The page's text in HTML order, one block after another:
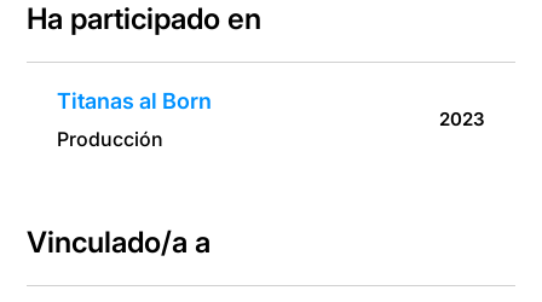
Ha participado en
Titanas al Born
Producción
2023
Vinculado/a a